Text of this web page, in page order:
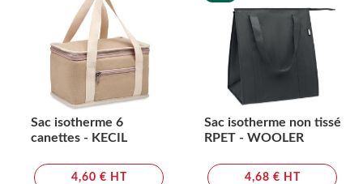
Sac isotherme 6
canettes - KECIL
4,60 € HT
Sac isotherme non tissé
RPET - WOOLER
4,68 € HT